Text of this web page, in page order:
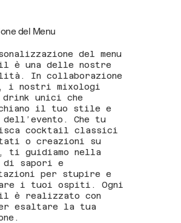
del Menu
del menu
è una delle nostre
In collaborazione
i nostri mixologi
drink unici che
il tuo stile e
Che tu
cocktail classici
o creazioni su
ti guidiamo nella
di sapori e
per stupire e
i tuoi ospiti. Ogni
è realizzato con
esaltare la tua